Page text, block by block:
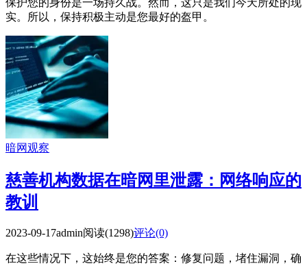
实。所以，保持积极主动是您最好的盔甲。
暗网观察
慈善机构数据在暗网里泄露：网络响应的
教训
2023-09-17admin阅读(1298)评论(0)
在这些情况下，这始终是您的答案：修复问题，堵住漏洞，确